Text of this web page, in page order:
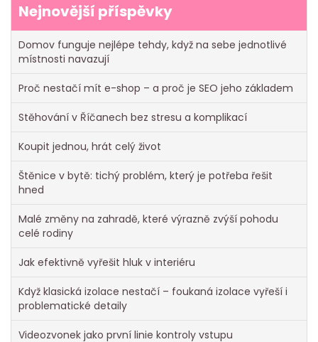
Nejnovější příspěvky
Domov funguje nejlépe tehdy, když na sebe jednotlivé
místnosti navazují
Proč nestačí mít e-shop – a proč je SEO jeho základem
Stěhování v Říčanech bez stresu a komplikací
Koupit jednou, hrát celý život
Štěnice v bytě: tichý problém, který je potřeba řešit
hned
Malé změny na zahradě, které výrazně zvýší pohodu
celé rodiny
Jak efektivně vyřešit hluk v interiéru
Když klasická izolace nestačí – foukaná izolace vyřeší i
problematické detaily
Videozvonek jako první linie kontroly vstupu